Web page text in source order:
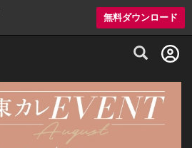
無料ダウンロード
グルメ情報・プレミアムレストラン予約